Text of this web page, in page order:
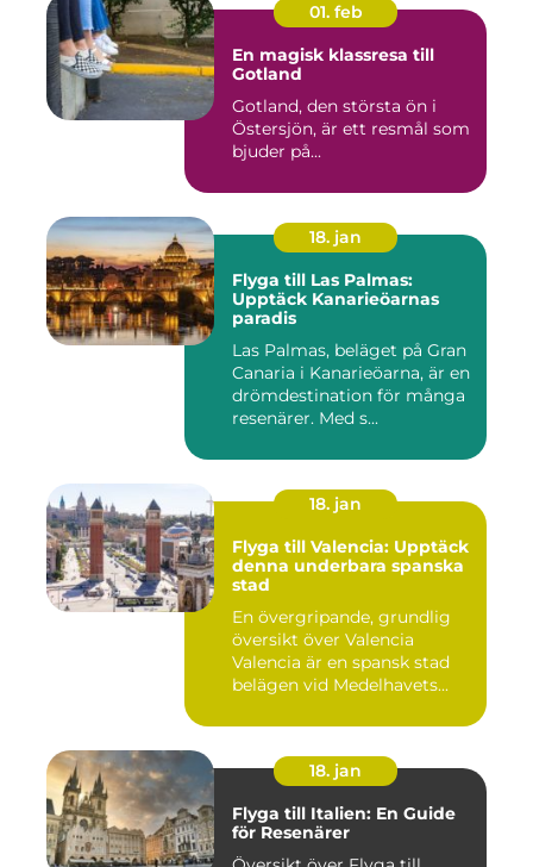
01. feb
En magisk klassresa till
Gotland
Gotland, den största ön i
Östersjön, är ett resmål som
bjuder på...
18. jan
Flyga till Las Palmas:
Upptäck Kanarieöarnas
paradis
Las Palmas, beläget på Gran
Canaria i Kanarieöarna, är en
drömdestination för många
resenärer. Med s...
18. jan
Flyga till Valencia: Upptäck
denna underbara spanska
stad
En övergripande, grundlig
översikt över Valencia
Valencia är en spansk stad
belägen vid Medelhavets...
18. jan
Flyga till Italien: En Guide
för Resenärer